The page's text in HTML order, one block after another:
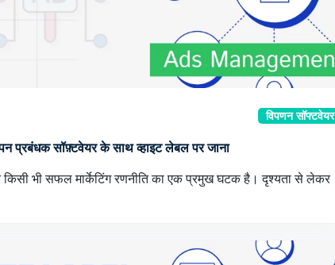
विपणन सॉफ्टवेयर
प्रबंधक सॉफ़्टवेयर के साथ व्हाइट लेबल पर जाना
किसी भी सफल मार्केटिंग रणनीति का एक प्रमुख घटक है। दृश्यता से लेकर